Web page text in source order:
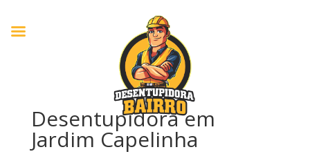
Desentupidora em
Jardim Capelinha